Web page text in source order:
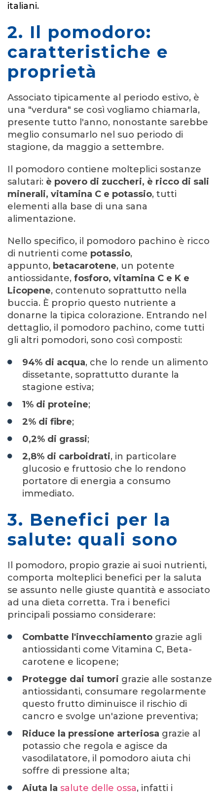
italiani.
2. Il pomodoro:
caratteristiche e
proprietà
Associato tipicamente al periodo estivo, è
una "verdura" se così vogliamo chiamarla,
presente tutto l'anno, nonostante sarebbe
meglio consumarlo nel suo periodo di
stagione, da maggio a settembre.
Il pomodoro contiene molteplici sostanze
salutari: è povero di zuccheri, è ricco di sali
minerali, vitamina C e potassio, tutti
elementi alla base di una sana
alimentazione.
Nello specifico, il pomodoro pachino è ricco
di nutrienti come potassio,
appunto, betacarotene, un potente
antiossidante, fosforo, vitamina C e K e
Licopene, contenuto soprattutto nella
buccia. È proprio questo nutriente a
donarne la tipica colorazione. Entrando nel
dettaglio, il pomodoro pachino, come tutti
gli altri pomodori, sono così composti:
94% di acqua, che lo rende un alimento
dissetante, soprattutto durante la
stagione estiva;
1% di proteine;
2% di fibre;
0,2% di grassi;
2,8% di carboidrati, in particolare
glucosio e fruttosio che lo rendono
portatore di energia a consumo
immediato.
3. Benefici per la
salute: quali sono
Il pomodoro, propio grazie ai suoi nutrienti,
comporta molteplici benefici per la saluta
se assunto nelle giuste quantità e associato
ad una dieta corretta. Tra i benefici
principali possiamo considerare:
Combatte l'invecchiamento grazie agli
antiossidanti come Vitamina C, Beta-
carotene e licopene;
Protegge dai tumori grazie alle sostanze
antiossidanti, consumare regolarmente
questo frutto diminuisce il rischio di
cancro e svolge un'azione preventiva;
Riduce la pressione arteriosa grazie al
potassio che regola e agisce da
vasodilatatore, il pomodoro aiuta chi
soffre di pressione alta;
Aiuta la salute delle ossa, infatti i